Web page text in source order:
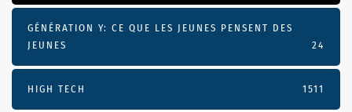
GÉNÉRATION Y: CE QUE LES JEUNES PENSENT DES
JEUNES
24
HIGH TECH 1511